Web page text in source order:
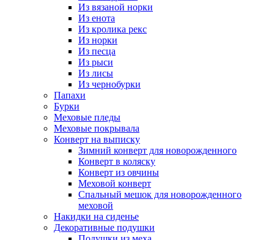
Из вязаной норки
Из енота
Из кролика рекс
Из норки
Из песца
Из рыси
Из лисы
Из чернобурки
Папахи
Бурки
Меховые пледы
Меховые покрывала
Конверт на выписку
Зимний конверт для новорожденного
Конверт в коляску
Конверт из овчины
Меховой конверт
Спальный мешок для новорожденного
меховой
Накидки на сиденье
Декоративные подушки